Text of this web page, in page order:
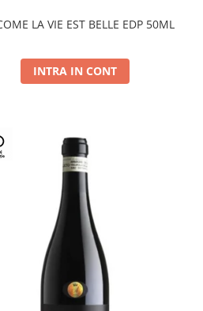
LA VIE EST BELLE EDP 50ML
INTRA IN CONT